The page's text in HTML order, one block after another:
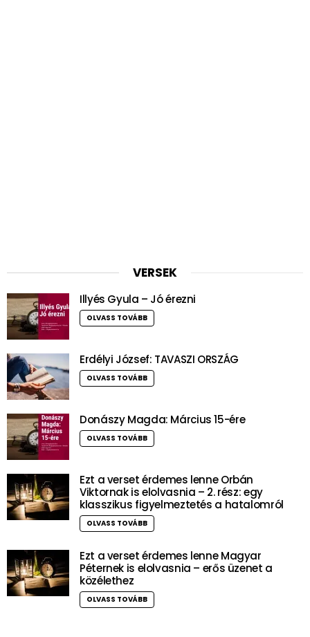
VERSEK
Illyés Gyula – Jó érezni
OLVASS TOVÁBB
Erdélyi József: TAVASZI ORSZÁG
OLVASS TOVÁBB
Donászy Magda: Március 15-ére
OLVASS TOVÁBB
Ezt a verset érdemes lenne Orbán
Viktornak is elolvasnia – 2. rész: egy
klasszikus figyelmeztetés a hatalomról
OLVASS TOVÁBB
Ezt a verset érdemes lenne Magyar
Péternek is elolvasnia – erős üzenet a
közélethez
OLVASS TOVÁBB